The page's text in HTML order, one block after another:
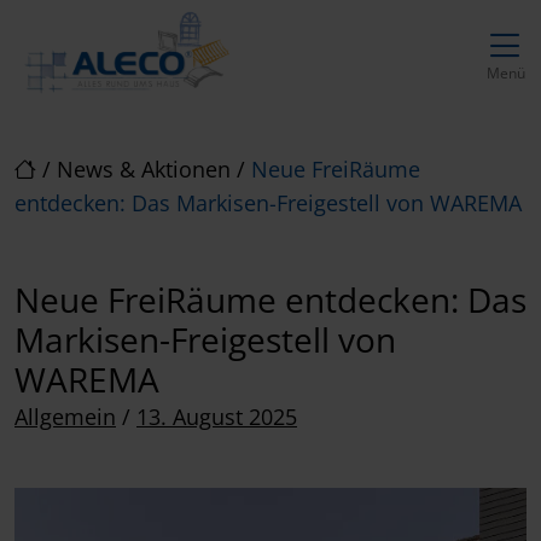
zur Top-Navigation
zur Hauptnavigation
Inhalt springen
Hauptnavigation
Menü
/ News & Aktionen / Neue FreiRäume
entdecken: Das Markisen-Freigestell von WAREMA
Neue FreiRäume entdecken: Das
Markisen-Freigestell von
WAREMA
Allgemein / Posted on
13. August 2025